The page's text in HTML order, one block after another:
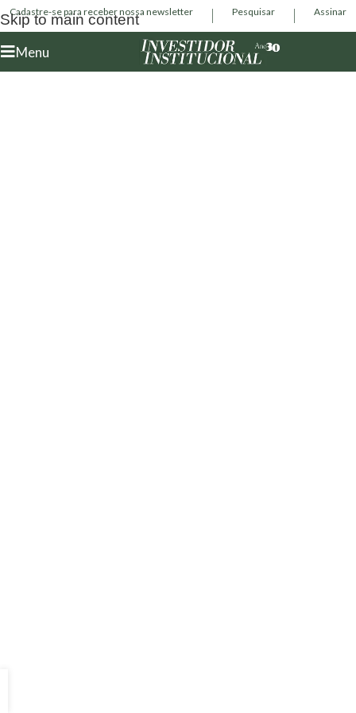
Skip to main content
Cadastre-se para receber nossa newsletter Pesquisar Assinar
Menu